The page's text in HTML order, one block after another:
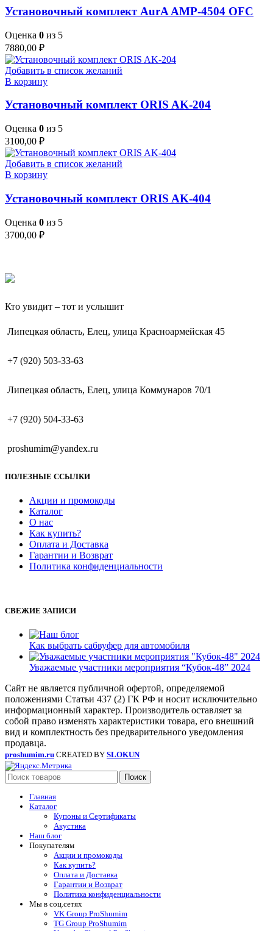
Установочный комплект AurA AMP-4504 OFC
Оценка 0 из 5
7880,00 ₽
Добавить в список желаний
В корзину
Установочный комплект ORIS AK-204
Оценка 0 из 5
3100,00 ₽
Добавить в список желаний
В корзину
Установочный комплект ORIS AK-404
Оценка 0 из 5
3700,00 ₽
Кто увидит – тот и услышит
Липецкая область, Елец, улица Красноармейская 45
+7 (920) 503-33-63
Липецкая область, Елец, улица Коммунаров 70/1
+7 (920) 504-33-63
proshumim@yandex.ru
ПОЛЕЗНЫЕ ССЫЛКИ
Акции и промокоды
Каталог
О нас
Как купить?
Оплата и Доставка
Гарантии и Возврат
Политика конфиденциальности
СВЕЖИЕ ЗАПИСИ
Как выбрать сабвуфер для автомобиля
Уважаемые участники мероприятия “Кубок-48” 2024
Сайт не является публичной офертой, определяемой
положениями Статьи 437 (2) ГК РФ и носит исключительно
информационный характер. Производитель оставляет за
собой право изменять характеристики товара, его внешний
вид и комплектность без предварительного уведомления
продавца.
proshumim.ru CREATED BY SLOKUN
Поиск
Главная
Каталог
Купоны и Сертификаты
Акустика
Наш блог
Покупателям
Акции и промокоды
Как купить?
Оплата и Доставка
Гарантии и Возврат
Политика конфиденциальности
Мы в соц.сетях
VK Group ProShumim
TG Group ProShumim